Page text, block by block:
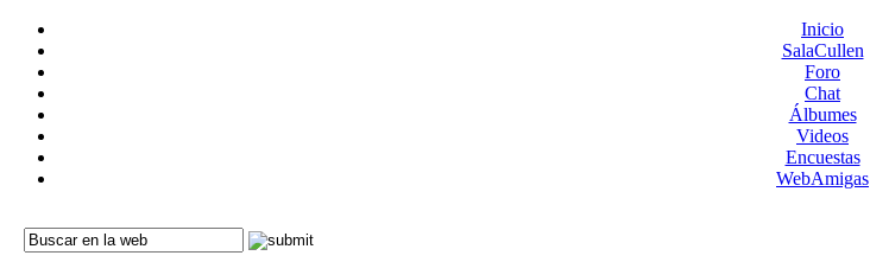
Inicio
SalaCullen
Foro
Chat
Álbumes
Videos
Encuestas
WebAmigas